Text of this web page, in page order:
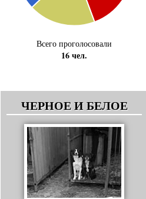
Всего проголосовали
16 чел.
ЧЕРНОЕ И БЕЛОЕ